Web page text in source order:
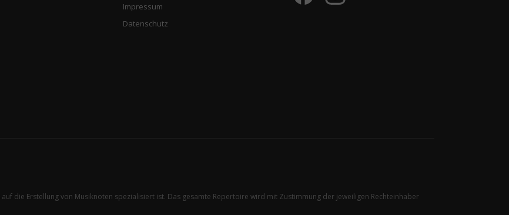
Impressum
Datenschutz
die Erstellung von Musiknoten spezialisiert ist. Das gesamte Repertoire wird mit Zustimmung der jeweiligen Rechteinhaber